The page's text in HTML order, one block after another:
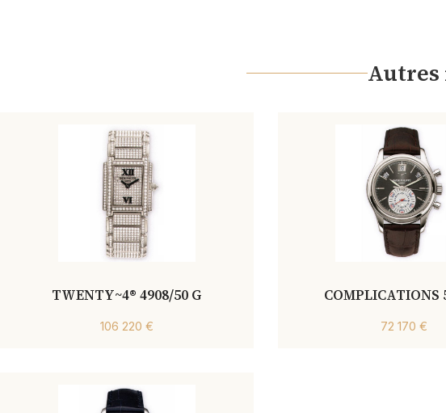
Autres
TWENTY~4® 4908/50 G
106 220 €
COMPLICATIONS
72 170 €